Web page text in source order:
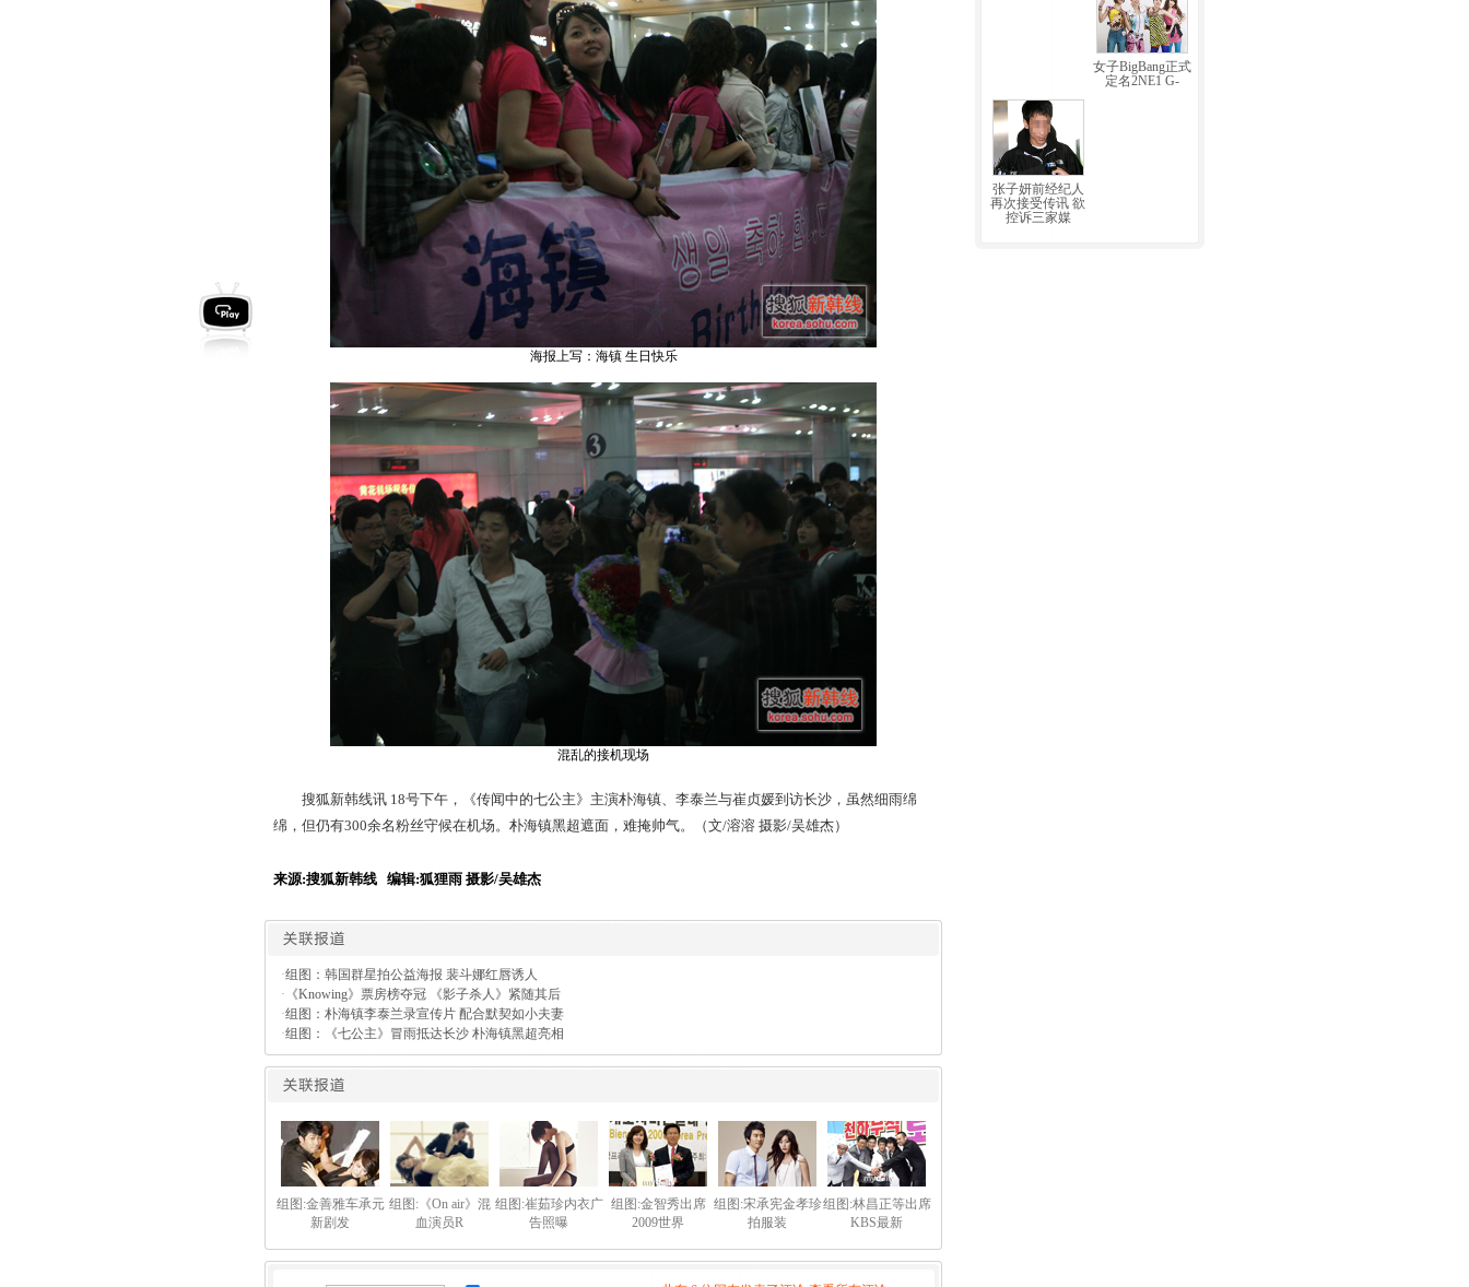
海报上写：海镇 生日快乐
混乱的接机现场
搜狐新韩线讯 18号下午，《传闻中的七公主》主演朴海镇、李泰兰与崔贞媛到访长沙，虽然细雨绵
绵，但仍有300余名粉丝守候在机场。朴海镇黑超遮面，难掩帅气。（文/溶溶 摄影/吴雄杰）
来源:搜狐新韩线 编辑:狐狸雨 摄影/吴雄杰
·组图：韩国群星拍公益海报 裴斗娜红唇诱人
· 《Knowing》票房榜夺冠 《影子杀人》紧随其后
·组图：朴海镇李泰兰录宣传片 配合默契如小夫妻
·组图：《七公主》冒雨抵达长沙 朴海镇黑超亮相
组图:金善雅车承元
新剧发
组图:《On air》混
血演员R
组图:崔茹珍内衣广
告照曝
组图:金智秀出席
2009世界
组图:宋承宪金孝珍
拍服装
组图:林昌正等出席
KBS最新
女子BigBang正式
定名2NE1 G-
张子妍前经纪人
再次接受传讯 欲
控诉三家媒